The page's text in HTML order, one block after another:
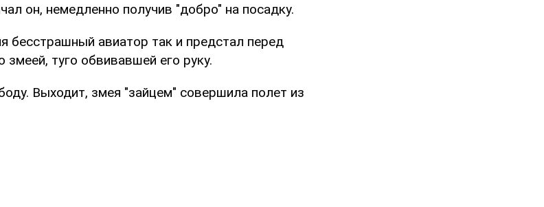
он, немедленно получив "добро" на посадку.
бесстрашный авиатор так и предстал перед
туго обвивавшей его руку.
Выходит, змея "зайцем" совершила полет из